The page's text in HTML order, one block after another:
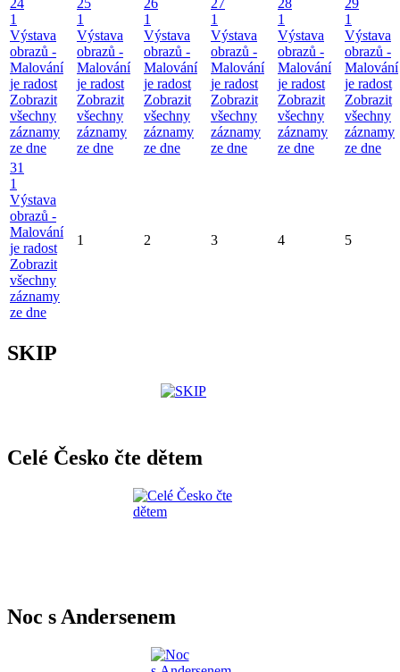
24
1
Výstava
obrazů -
Malování
je radost
Zobrazit
všechny
záznamy
ze dne
25
1
Výstava
obrazů -
Malování
je radost
Zobrazit
všechny
záznamy
ze dne
26
1
Výstava
obrazů -
Malování
je radost
Zobrazit
všechny
záznamy
ze dne
27
1
Výstava
obrazů -
Malování
je radost
Zobrazit
všechny
záznamy
ze dne
28
1
Výstava
obrazů -
Malování
je radost
Zobrazit
všechny
záznamy
ze dne
29
1
Výstava
obrazů -
Malování
je radost
Zobrazit
všechny
záznamy
ze dne
31
1
Výstava
obrazů -
Malování
je radost
Zobrazit
všechny
záznamy
ze dne
1 2 3 4 5
SKIP
Celé Česko čte dětem
Noc s Andersenem